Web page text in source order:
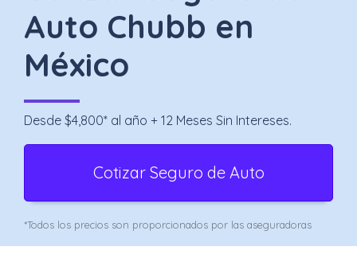
–
Chofer
App
Seguro
Gastos
Médicos
Auto Chubb en
México
Desde $4,800* al año + 12 Meses Sin Intereses.
Cotizar Seguro de Auto
*Todos los precios son proporcionados por las aseguradoras